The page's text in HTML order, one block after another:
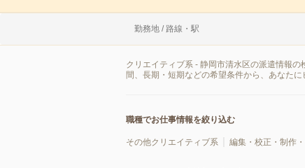
勤務地 / 路線・駅
クリエイティブ系 - 静岡市清水区の派遣情報
間、長期・短期などの希望条件から、あなた
職種でお仕事情報を絞り込む
その他クリエイティブ系 編集・校正・制作